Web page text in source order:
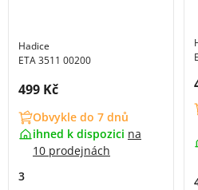
Hadice
ETA 3511 00200
Cena s DPH:
499 Kč
Obvykle do 7 dnů
ihned k dispozici na
10 prodejnách
3